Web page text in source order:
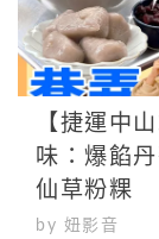
【捷運中
味：爆餡
仙草粉粿
by 妞影音